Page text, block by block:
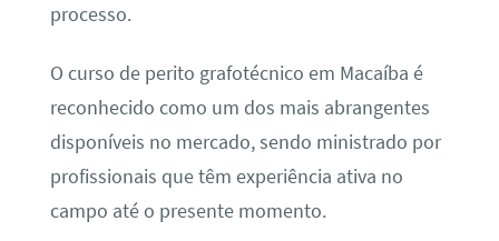
processo.
O curso de perito grafotécnico em Macaíba é
reconhecido como um dos mais abrangentes
disponíveis no mercado, sendo ministrado por
profissionais que têm experiência ativa no
campo até o presente momento.